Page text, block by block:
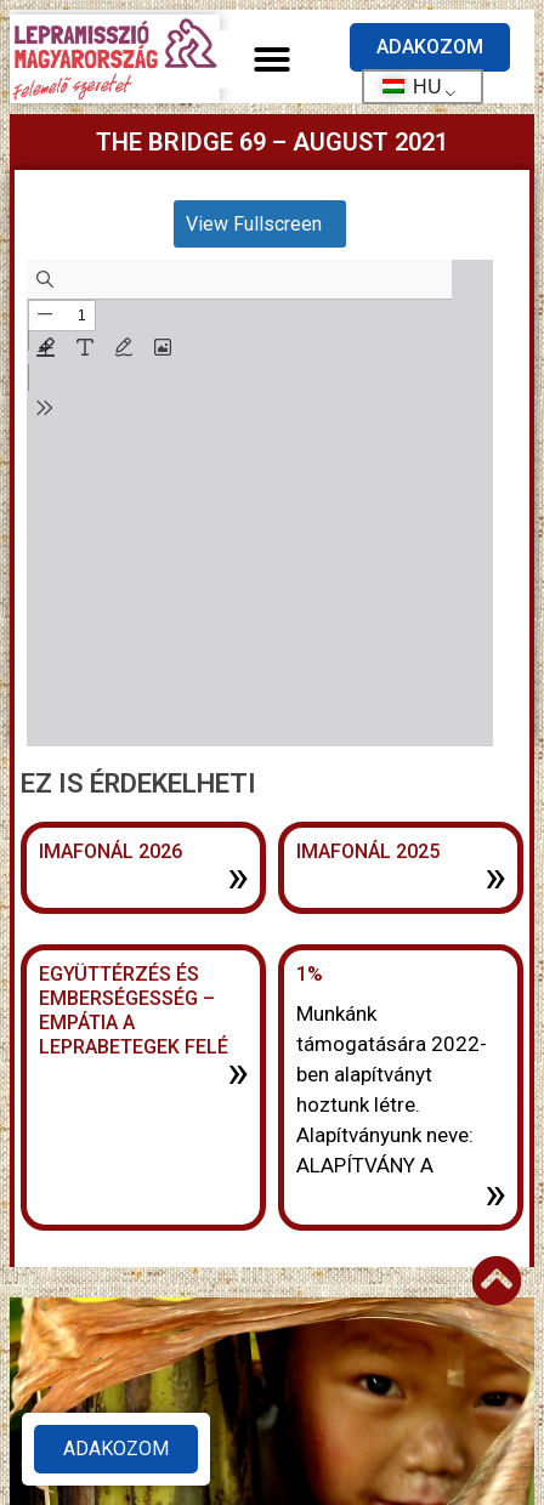
ADAKOZOM
HU
THE BRIDGE 69 – AUGUST 2021
View Fullscreen
EZ IS ÉRDEKELHETI
IMAFONÁL 2026 » IMAFONÁL 2025 »
EGYÜTTÉRZÉS ÉS
EMBERSÉGESSÉG –
EMPÁTIA A
LEPRABETEGEK FELÉ»
1%
Munkánk
támogatására 2022-
ben alapítványt
hoztunk létre.
Alapítványunk neve:
ALAPÍTVÁNY A
»
ADAKOZOM